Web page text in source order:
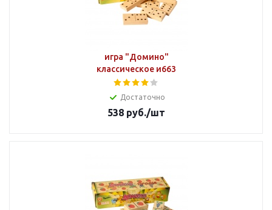
игра "Домино"
классическое и663
Достаточно
538 руб./шт